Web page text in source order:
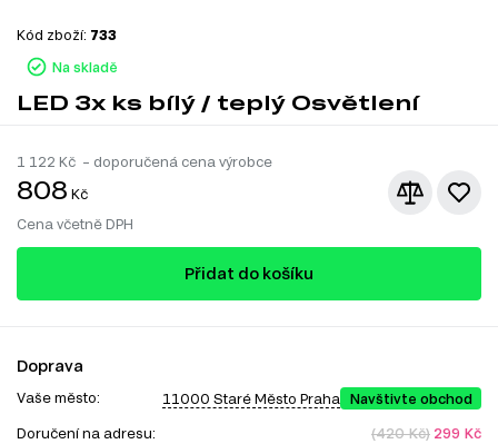
Na skladě
Kód zboží: 733
LED 3x ks bílý / teplý Osvětlení
1 122 Kč – doporučená cena výrobce
808 Kč
Cena včetně DPH
Přidat do košíku
Doprava
Vaše město: 11000 Staré Město Praha Navštivte obchod
Doručení na adresu:
(420 Kč) 299 Kč